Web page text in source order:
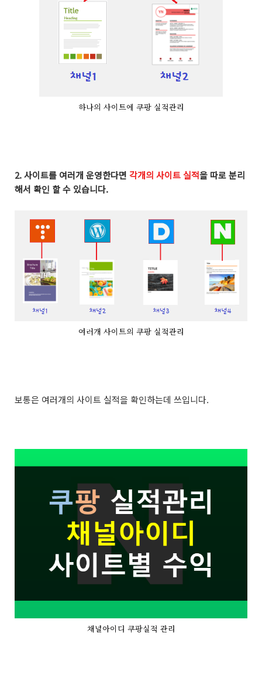
하나의 사이트에 쿠팡 실적관리
2. 사이트를 여러개 운영한다면 각개의 사이트 실적을 따로 분리
해서 확인 할 수 있습니다.
여러개 사이트의 쿠팡 실적관리
보통은 여러개의 사이트 실적을 확인하는데 쓰입니다.
채널아이디 쿠팡실적 관리